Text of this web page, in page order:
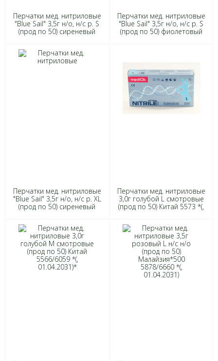
Перчатки мед. нитриловые
"Blue Sail" 3,5г н/о, н/с р. S
(прод по 50) сиреневый
Перчатки мед. нитриловые
"Blue Sail" 3,5г н/о, н/с р. S
(прод по 50) фиолетовый
Перчатки мед. нитриловые
"Blue Sail" 3,5г н/о, н/с р. XL
(прод по 50) сиреневый
Перчатки мед. нитриловые
3,0г голубой L смотровые
(прод по 50) Китай 5573 *(,